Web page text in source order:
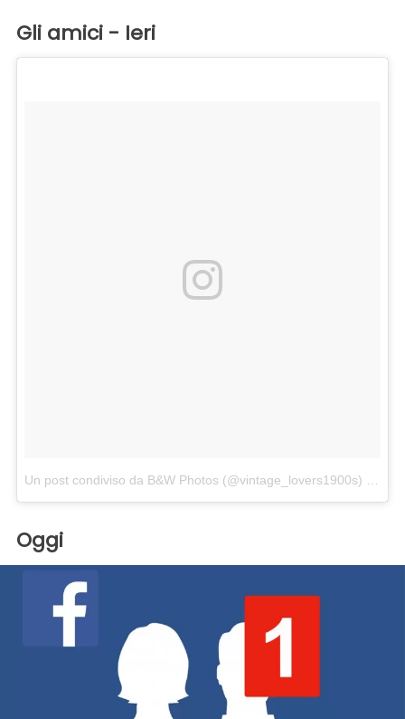
Gli amici - Ieri
Un post condiviso da B&W Photos (@vintage_lovers1900s)
Oggi